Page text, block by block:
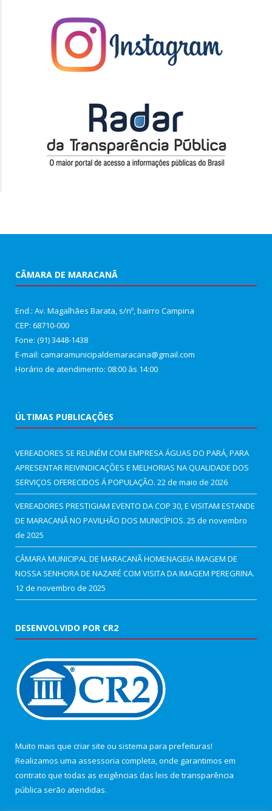
CÂMARA DE MARACANÃ
End.: Av. Magalhães Barata, s/nº, bairro Campina
CEP: 68710-000
Fone: (91) 3448-1438
E-mail: camaramunicipaldemaracana@gmail.com
Horário de atendimento: 08:00 às 14:00
ÚLTIMAS PUBLICAÇÕES
VEREADORES SE REUNÉM COM EMPRESA ÁGUAS DO PARÁ, PARA
APRESENTAR REIVINDICAÇÕES E MELHORIAS NA QUALIDADE DOS
SERVIÇOS OFERECIDOS Á POPULAÇÃO. 22 de maio de 2026
VEREADORES PRESTIGIAM EVENTO DA COP 30, E VISITAM ESTANDE
DE MARACANÃ NO PAVILHÃO DOS MUNICÍPIOS. 25 de novembro
de 2025
CÂMARA MUNICIPAL DE MARACANÃ HOMENAGEIA IMAGEM DE
NOSSA SENHORA DE NAZARÉ COM VISITA DA IMAGEM PEREGRINA.
12 de novembro de 2025
DESENVOLVIDO POR CR2
Muito mais que criar site ou sistema para prefeituras!
Realizamos uma assessoria completa, onde garantimos em
contrato que todas as exigências das leis de transparência
pública serão atendidas.